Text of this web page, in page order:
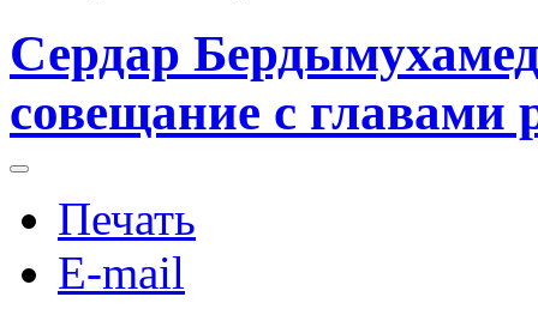
Сердар
совещание с главами
Печать
E-mail